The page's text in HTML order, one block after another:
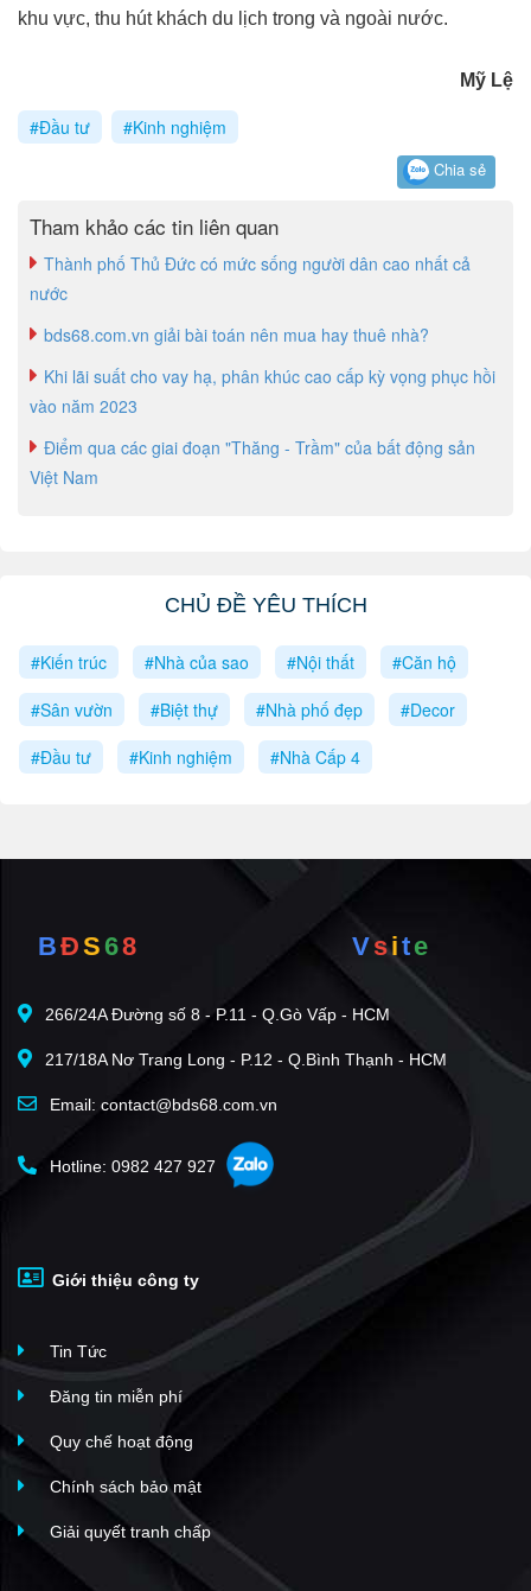
khu vực, thu hút khách du lịch trong và ngoài nước.
Mỹ Lệ
#Đầu tư #Kinh nghiệm
Chia sẻ
Tham khảo các tin liên quan
Thành phố Thủ Đức có mức sống người dân cao nhất cả
nước
bds68.com.vn giải bài toán nên mua hay thuê nhà?
Khi lãi suất cho vay hạ, phân khúc cao cấp kỳ vọng phục hồi
vào năm 2023
Điểm qua các giai đoạn "Thăng - Trầm" của bất động sản
Việt Nam
CHỦ ĐỀ YÊU THÍCH
#Kiến trúc #Nhà của sao #Nội thất
#Căn hộ
#Sân vườn
#Biệt thự #Nhà phố đẹp
#Decor
#Đầu tư
#Kinh nghiệm #Nhà Cấp 4
BĐS68 Vsite
266/24A Đường số 8 - P.11 - Q.Gò Vấp - HCM
217/18A Nơ Trang Long - P.12 - Q.Bình Thạnh - HCM
Email: contact@bds68.com.vn
Hotline: 0982 427 927
Giới thiệu công ty
Tin Tức
Đăng tin miễn phí
Quy chế hoạt động
Chính sách bảo mật
Giải quyết tranh chấp